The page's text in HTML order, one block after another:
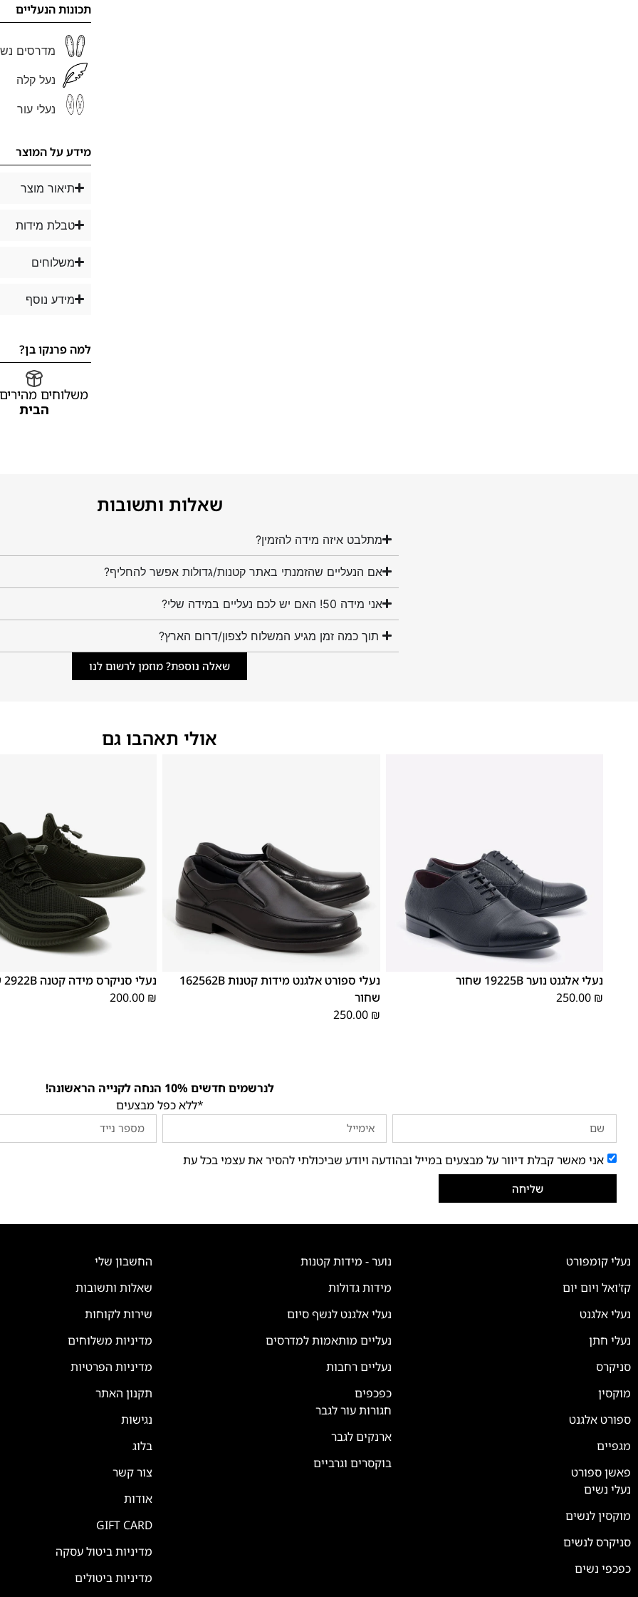
תכונות הנעליים
מדרסים
נעל קלה
נעלי עור
מידע על המוצר
תיאור מוצר
טבלת מידות
משלוחים
מידע נוסף
למה פרנקו בן?
משלוחים
הבית
שאלות ותשובות
מתלבט איזה מידה להזמין?
אם הנעליים שהזמנתי באתר קטנות/גדולות אפשר להחליף?
אני מידה 50! האם יש לכם נעליים במידה שלי?
תוך כמה זמן מגיע המשלוח לצפון/דרום הארץ?
שאלה נוספת? מוזמן לרשום לנו
אולי תאהבו גם
38
נעלי אלגנט נוער 19225B שחור
250.00 ₪
נעלי ספורט אלגנט מידות קטנות 162562B
שחור
250.00 ₪
נעלי סניקרס מידה קטנה 2922B שחור
200.00 ₪
לנרשמים חדשים 10% הנחה לקנייה הראשונה!
*ללא כפל מבצעים
אני מאשר קבלת דיוור על מבצעים במייל ובהודעה ויודע שביכולתי להסיר את עצמי בכל עת
שליחה
נעלי קומפורט
קז'ואל ויום יום
נעלי אלגנט
נעלי חתן
סניקרס
מוקסין
ספורט אלגנט
מגפיים
פאשן ספורט
נעלי נשים
מוקסין לנשים
סניקרס לנשים
כפכפי נשים
נוער - מידות קטנות
מידות גדולות
נעלי אלגנט לנשף סיום
נעליים מותאמות למדרסים
נעליים רחבות
כפכפים
חגורות עור לגבר
ארנקים לגבר
בוקסרים וגרביים
החשבון שלי
שאלות ותשובות
שירות לקוחות
מדיניות משלוחים
מדיניות הפרטיות
תקנון האתר
נגישות
בלוג
צור קשר
אודות
GIFT CARD
מדיניות ביטול עסקה
מדיניות ביטולים
💬